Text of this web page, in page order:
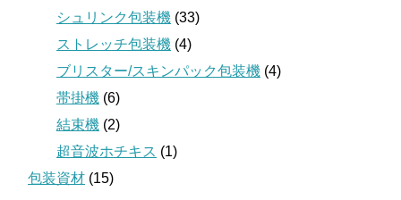
シュリンク包装機 (33)
ストレッチ包装機 (4)
ブリスター/スキンパック包装機 (4)
帯掛機 (6)
結束機 (2)
超音波ホチキス (1)
包装資材 (15)